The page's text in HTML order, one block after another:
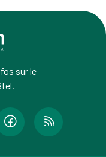
sur le